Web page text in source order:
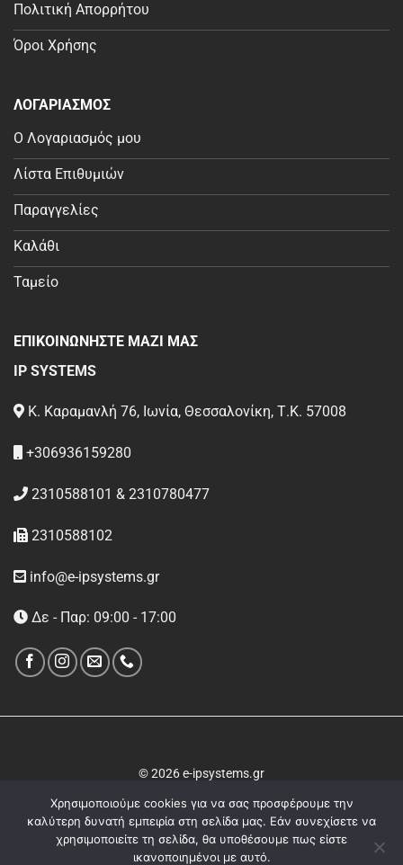
Πολιτική Απορρήτου
Όροι Χρήσης
ΛΟΓΑΡΙΑΣΜΟΣ
Ο Λογαριασμός μου
Λίστα Επιθυμιών
Παραγγελίες
Καλάθι
Ταμείο
ΕΠΙΚΟΙΝΩΝΗΣΤΕ ΜΑΖΙ ΜΑΣ
IP SYSTEMS
Κ. Καραμανλή 76, Ιωνία, Θεσσαλονίκη, Τ.Κ. 57008
+306936159280
2310588101 & 2310780477
2310588102
info@e-ipsystems.gr
Δε - Παρ: 09:00 - 17:00
© 2026 e-ipsystems.gr
Χρησιμοποιούμε cookies για να σας προσφέρουμε την
καλύτερη δυνατή εμπειρία στη σελίδα μας. Εάν συνεχίσετε να
χρησιμοποιείτε τη σελίδα, θα υποθέσουμε πως είστε
ικανοποιημένοι με αυτό.